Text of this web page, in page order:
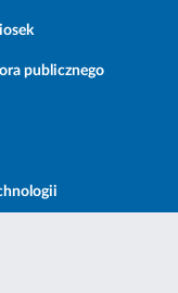
publicznego